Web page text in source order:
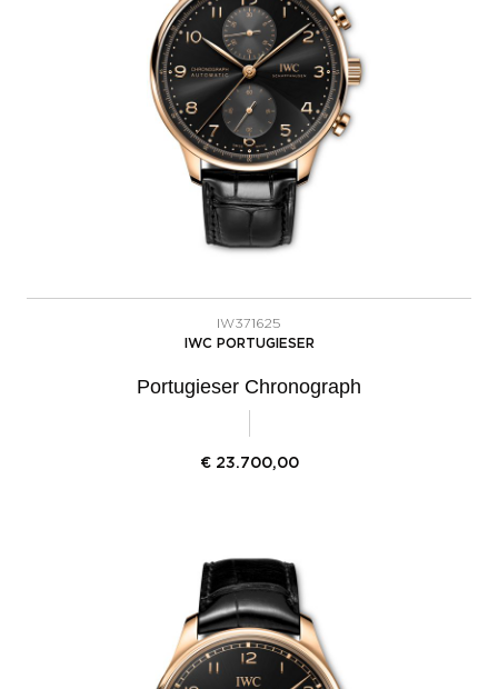
IW371625
IWC PORTUGIESER
Portugieser Chronograph
€ 23.700,00